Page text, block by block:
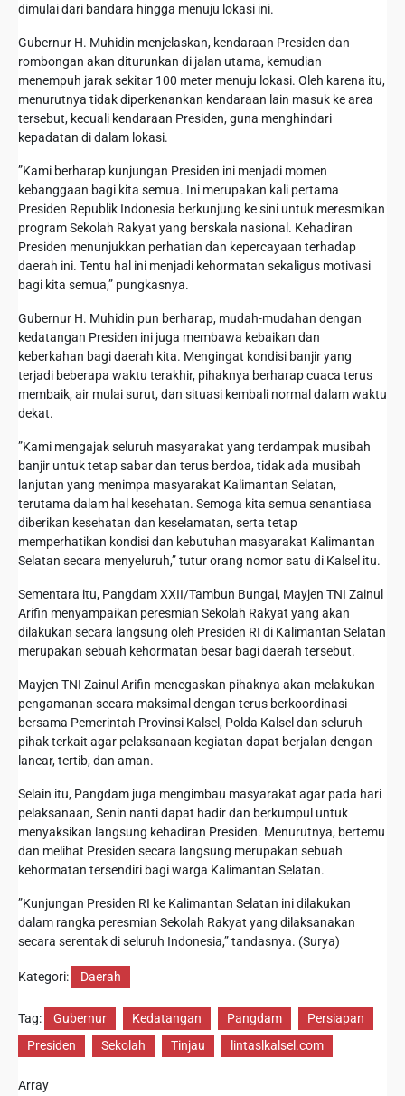
dimulai dari bandara hingga menuju lokasi ini.
‎Gubernur H. Muhidin menjelaskan, kendaraan Presiden dan
rombongan akan diturunkan di jalan utama, kemudian
menempuh jarak sekitar 100 meter menuju lokasi. Oleh karena itu,
menurutnya tidak diperkenankan kendaraan lain masuk ke area
tersebut, kecuali kendaraan Presiden, guna menghindari
kepadatan di dalam lokasi.
‎”Kami berharap kunjungan Presiden ini menjadi momen
kebanggaan bagi kita semua. Ini merupakan kali pertama
Presiden Republik Indonesia berkunjung ke sini untuk meresmikan
program Sekolah Rakyat yang berskala nasional. Kehadiran
Presiden menunjukkan perhatian dan kepercayaan terhadap
daerah ini. Tentu hal ini menjadi kehormatan sekaligus motivasi
bagi kita semua,” pungkasnya.
‎Gubernur H. Muhidin pun berharap, mudah-mudahan dengan
kedatangan Presiden ini juga membawa kebaikan dan
keberkahan bagi daerah kita. Mengingat kondisi banjir yang
terjadi beberapa waktu terakhir, pihaknya berharap cuaca terus
membaik, air mulai surut, dan situasi kembali normal dalam waktu
dekat.
‎”Kami mengajak seluruh masyarakat yang terdampak musibah
banjir untuk tetap sabar dan terus berdoa, tidak ada musibah
lanjutan yang menimpa masyarakat Kalimantan Selatan,
terutama dalam hal kesehatan. Semoga kita semua senantiasa
diberikan kesehatan dan keselamatan, serta tetap
memperhatikan kondisi dan kebutuhan masyarakat Kalimantan
Selatan secara menyeluruh,” tutur orang nomor satu di Kalsel itu.
‎Sementara itu, Pangdam XXII/Tambun Bungai, Mayjen TNI Zainul
Arifin menyampaikan peresmian Sekolah Rakyat yang akan
dilakukan secara langsung oleh Presiden RI di Kalimantan Selatan
merupakan sebuah kehormatan besar bagi daerah tersebut.
‎‎Mayjen TNI Zainul Arifin menegaskan pihaknya akan melakukan
pengamanan secara maksimal dengan terus berkoordinasi
bersama Pemerintah Provinsi Kalsel, Polda Kalsel dan seluruh
pihak terkait agar pelaksanaan kegiatan dapat berjalan dengan
lancar, tertib, dan aman.
‎Selain itu, Pangdam juga mengimbau masyarakat agar pada hari
pelaksanaan, Senin nanti dapat hadir dan berkumpul untuk
menyaksikan langsung kehadiran Presiden. Menurutnya, bertemu
dan melihat Presiden secara langsung merupakan sebuah
kehormatan tersendiri bagi warga Kalimantan Selatan.
‎‎”Kunjungan Presiden RI ke Kalimantan Selatan ini dilakukan
dalam rangka peresmian Sekolah Rakyat yang dilaksanakan
secara serentak di seluruh Indonesia,” tandasnya. (Surya)
Kategori: Daerah
Tag: Gubernur Kedatangan Pangdam
Persiapan
Presiden
Sekolah Tinjau lintaslkalsel.com
Array